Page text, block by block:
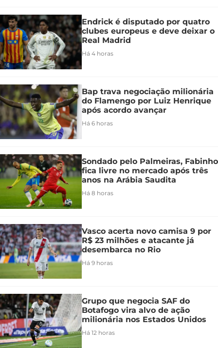
Endrick é disputado por quatro
clubes europeus e deve deixar o
Real Madrid
Há 4 horas
Bap trava negociação milionária
do Flamengo por Luiz Henrique
após acordo avançar
Há 6 horas
Sondado pelo Palmeiras, Fabinho
fica livre no mercado após três
anos na Arábia Saudita
Há 8 horas
Vasco acerta novo camisa 9 por
R$ 23 milhões e atacante já
desembarca no Rio
Há 9 horas
Grupo que negocia SAF do
Botafogo vira alvo de ação
milionária nos Estados Unidos
Há 12 horas